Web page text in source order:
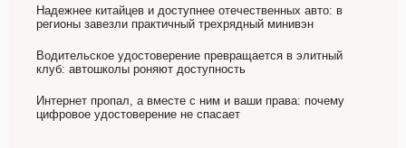
Надежнее китайцев и доступнее отечественных авто: в
регионы завезли практичный трехрядный минивэн
Водительское удостоверение превращается в элитный
клуб: автошколы роняют доступность
Интернет пропал, а вместе с ним и ваши права: почему
цифровое удостоверение не спасает